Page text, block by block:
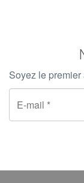
Soyez le